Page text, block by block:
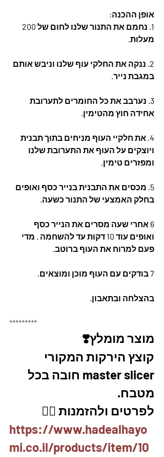
אופן ההכנה:
מעלות.
2. ננקה את החלקי עוף שלנו וניבש אותם
במגבת נייר.
3. נערבב את כל החומרים לתערובת
אחידה חוץ מהטימין.
4. את חלקיי העוף מניחים בתוך תבנית
ויוצקים על העוף את התערובת שלנו
ומפזרים טימין.
5. מכסים את התבנית בנייר כסף ואופים
בחלק האמצעי של התנור כשעה.
6 אחרי שעה מסרים את הנייר כסף
ואופים עוד 10 דקות עד להשחמה . מדי
פעם למרוח את העוף ברוטב.
7 בודקים עם העוף מוכן ומוצאים.
בהצלחה ובתאבון.
*********
מוצר מומלץ❣️
קוצץ הירקות המקורי
master slicer חובה בכל
מטבח.
לפרטים ולהזמנות 👇🏼
https://www.hadealhayo
mi.co.il/products/item/10